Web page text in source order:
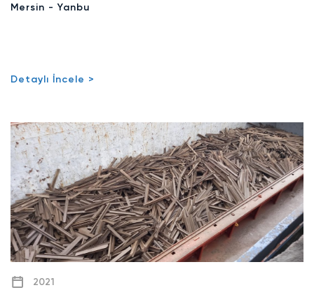
Mersin - Yanbu
Detaylı İncele >
2021